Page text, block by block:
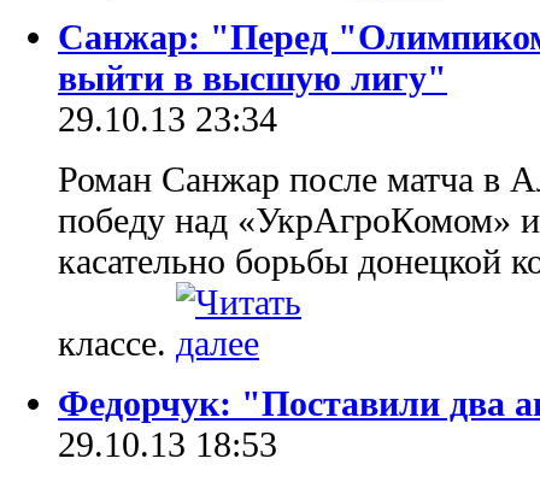
Санжар: "Перед
выйти в высшую лигу"
29.10.13 23:34
Роман Санжар после матча в
победу над «УкрАгроКомом»
касательно борьбы донецкой
классе.
Федорчук: "Поставили два
29.10.13 18:53